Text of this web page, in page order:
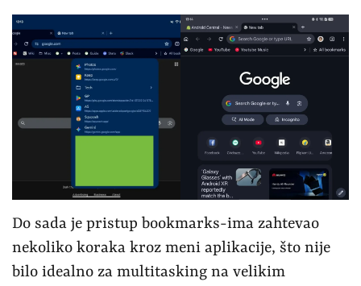
Do sada je pristup bookmarks-ima zahtevao
nekoliko koraka kroz meni aplikacije, što nije
bilo idealno za multitasking na velikim